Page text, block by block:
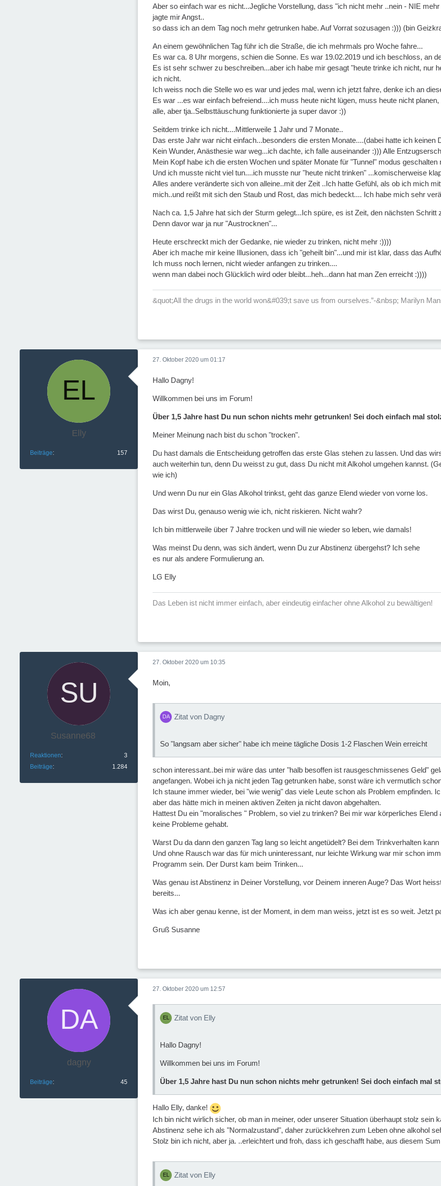
Aber so einfach war es nicht...Jegliche Vorstellung, dass "ich nicht mehr ..nein - NIE
jagte mir Angst..
so dass ich an dem Tag noch mehr getrunken habe. Auf Vorrat sozusagen :))) (bin
An einem gewöhnlichen Tag führ ich die Straße, die ich mehrmals pro Woche fahre...
Es war ca. 8 Uhr morgens, schien die Sonne. Es war 19.02.2019 und ich beschloss, an
Es ist sehr schwer zu beschreiben...aber ich habe mir gesagt "heute trinke ich nicht, nur
ich nicht.
Ich weiss noch die Stelle wo es war und jedes mal, wenn ich jetzt fahre, denke ich an
Es war ...es war einfach befreiend....ich muss heute nicht lügen, muss heute nicht
alle, aber tja..Selbsttäuschung funktionierte ja super davor :))
Seitdem trinke ich nicht....Mittlerweile 1 Jahr und 7 Monate..
Das erste Jahr war nicht einfach...besonders die ersten Monate....(dabei hatte ich keinen
Kein Wunder, Anästhesie war weg...ich dachte, ich falle auseinander :))) Alle
Mein Kopf habe ich die ersten Wochen und später Monate für "Tunnel" modus
Und ich musste nicht viel tun....ich musste nur "heute nicht trinken" ...komischerweise
Alles andere veränderte sich von alleine..mit der Zeit ..Ich hatte Gefühl, als ob ich mich
mich..und reißt mit sich den Staub und Rost, das mich bedeckt.... Ich habe mich sehr
Nach ca. 1,5 Jahre hat sich der Sturm gelegt...Ich spüre, es ist Zeit, den nächsten Schritt
Denn davor war ja nur "Austrocknen"...
Heute erschreckt mich der Gedanke, nie wieder zu trinken, nicht mehr :))))
Aber ich mache mir keine Illusionen, dass ich "geheilt bin"...und mir ist klar, dass das
Ich muss noch lernen, nicht wieder anfangen zu trinken....
wenn man dabei noch Glücklich wird oder bleibt...heh...dann hat man Zen erreicht :))))
&quot;All the drugs in the world won&#039;t save us from ourselves.”-&nbsp; Marilyn
Elly
Beiträge 157
27. Oktober 2020 um 01:17
Hallo Dagny!
Willkommen bei uns im Forum!
Über 1,5 Jahre hast Du nun schon nichts mehr getrunken! Sei doch einfach mal
Meiner Meinung nach bist du schon "trocken".
Du hast damals die Entscheidung getroffen das erste Glas stehen zu lassen. Und das
auch weiterhin tun, denn Du weisst zu gut, dass Du nicht mit Alkohol umgehen kannst.
wie ich)
Und wenn Du nur ein Glas Alkohol trinkst, geht das ganze Elend wieder von vorne los.
Das wirst Du, genauso wenig wie ich, nicht riskieren. Nicht wahr?
Ich bin mittlerweile über 7 Jahre trocken und will nie wieder so leben, wie damals!
Was meinst Du denn, was sich ändert, wenn Du zur Abstinenz übergehst? Ich sehe
es nur als andere Formulierung an.
LG Elly
Das Leben ist nicht immer einfach, aber eindeutig einfacher ohne Alkohol zu bewältigen!
Susanne68
Reaktionen
3
Beiträge
1.284
27. Oktober 2020 um 10:35
Moin,
Zitat von Dagny
So "langsam aber sicher" habe ich meine tägliche Dosis 1-2 Flaschen Wein erreicht
schon interessant..bei mir wäre das unter "halb besoffen ist rausgeschmissenes Geld"
angefangen. Wobei ich ja nicht jeden Tag getrunken habe, sonst wäre ich vermutlich
Ich staune immer wieder, bei "wie wenig" das viele Leute schon als Problem empfinden.
aber das hätte mich in meinen aktiven Zeiten ja nicht davon abgehalten.
Hattest Du ein "moralisches " Problem, so viel zu trinken? Bei mir war körperliches
keine Probleme gehabt.
Warst Du da dann den ganzen Tag lang so leicht angetüdelt? Bei dem Trinkverhalten
Und ohne Rausch war das für mich uninteressant, nur leichte Wirkung war mir schon
Programm sein. Der Durst kam beim Trinken...
Was genau ist Abstinenz in Deiner Vorstellung, vor Deinem inneren Auge? Das Wort
bereits...
Was ich aber genau kenne, ist der Moment, in dem man weiss, jetzt ist es so weit. Jetzt
Gruß Susanne
dagny
Beiträge 45
27. Oktober 2020 um 12:57
Zitat von Elly
Hallo Dagny!
Willkommen bei uns im Forum!
Über 1,5 Jahre hast Du nun schon nichts mehr getrunken! Sei doch einfach mal
Hallo Elly, danke!
Ich bin nicht wirlich sicher, ob man in meiner, oder unserer Situation überhaupt stolz sein
Abstinenz sehe ich als "Normalzustand", daher zurückkehren zum Leben ohne alkohol
Stolz bin ich nicht, aber ja. ..erleichtert und froh, dass ich geschafft habe, aus diesem
Zitat von Elly